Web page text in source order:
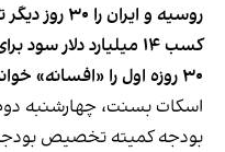
روسیه و
کسب ۱۴ میلیارد دلار
۳۰ روزه اول را «افسانه» خواند.
اسکات بسنت، چهارشنبه
بودجه کمیته تخصیص